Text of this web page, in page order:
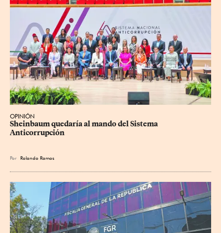
OPINIÓN
Sheinbaum quedaría al mando del Sistema
Anticorrupción
Por Rolando Ramos